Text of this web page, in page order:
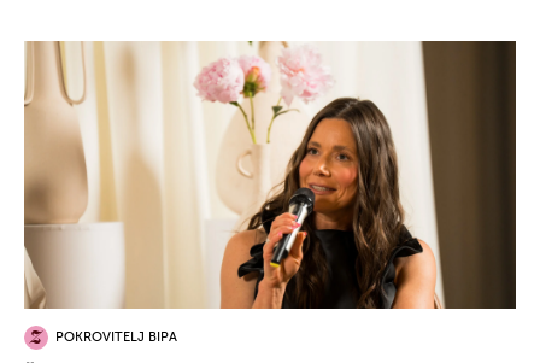
POKROVITELJ BIPA